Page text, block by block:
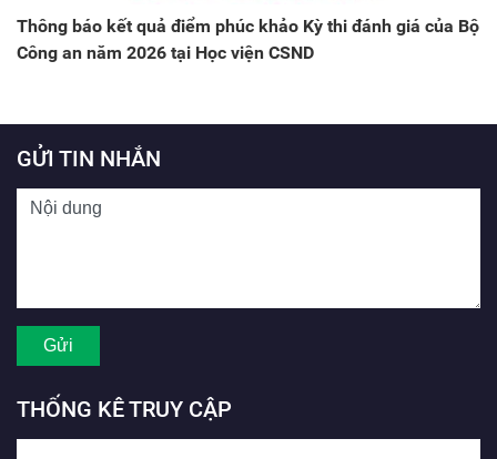
Thông báo kết quả điểm phúc khảo Kỳ thi đánh giá của Bộ
Công an năm 2026 tại Học viện CSND
GỬI TIN NHẮN
THỐNG KÊ TRUY CẬP